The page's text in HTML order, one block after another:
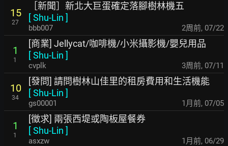
15
27
［新聞］新北大巨蛋確定落腳樹林機五
[Shu-Lin ]
bbb007 2周前, 07/22
1
1
[商業] Jellycat/咖啡機/小米攝影機/嬰兒用品
[Shu-Lin ]
cvplk 3周前, 07/11
10
34
[發問] 請問樹林山佳里的租房費用和生活機能
[Shu-Lin ]
gs00001 1月前, 07/05
1
1
[徵求] 兩張西堤或陶板屋餐券
[Shu-Lin ]
asxzw 1月前, 06/29